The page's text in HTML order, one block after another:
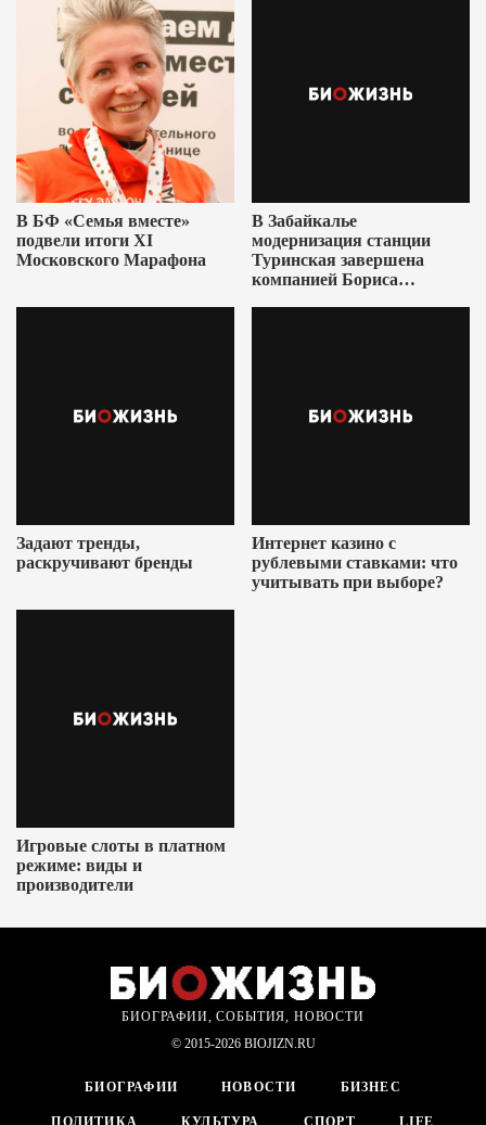
В БФ «Семья вместе»
подвели итоги XI
Московского Марафона
В Забайкалье
модернизация станции
Туринская завершена
компанией Бориса
Задают тренды,
раскручивают бренды
Интернет казино с
рублевыми ставками: что
учитывать при выборе?
Игровые слоты в платном
режиме: виды и
производители
БИОГРАФИИ, СОБЫТИЯ, НОВОСТИ
© 2015-2026 BIOJIZN.RU
БИОГРАФИИ НОВОСТИ БИЗНЕС
ПОЛИТИКА КУЛЬТУРА СПОРТ LIFE